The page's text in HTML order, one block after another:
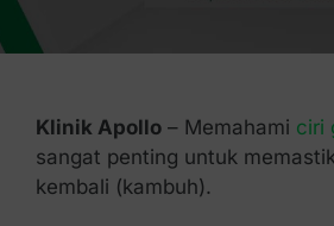
Klinik Apollo– Memahami ciri
sangat penting untuk
kembali (kambuh).